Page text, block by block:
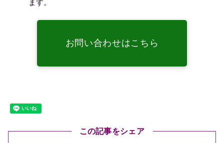
ます。
お問い合わせはこちら
この記事をシェア